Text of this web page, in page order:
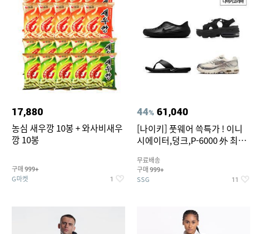
17,880
농심 새우깡 10봉 + 와사비새우
깡 10봉
구매 999+
G마켓 1
44% 61,040
[나이키] 풋웨어 쓱특가 ! 이니
시에이터,덩크,P-6000 外 최대
무료배송
구매 999+
SSG 11